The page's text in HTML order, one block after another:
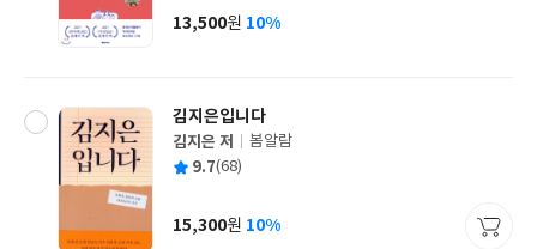
사
가
13,500원 10%
김지은입니다
글
쓴
김지은 저
출
사
봄알람
평 9.7(68)
가
15,300원 10%